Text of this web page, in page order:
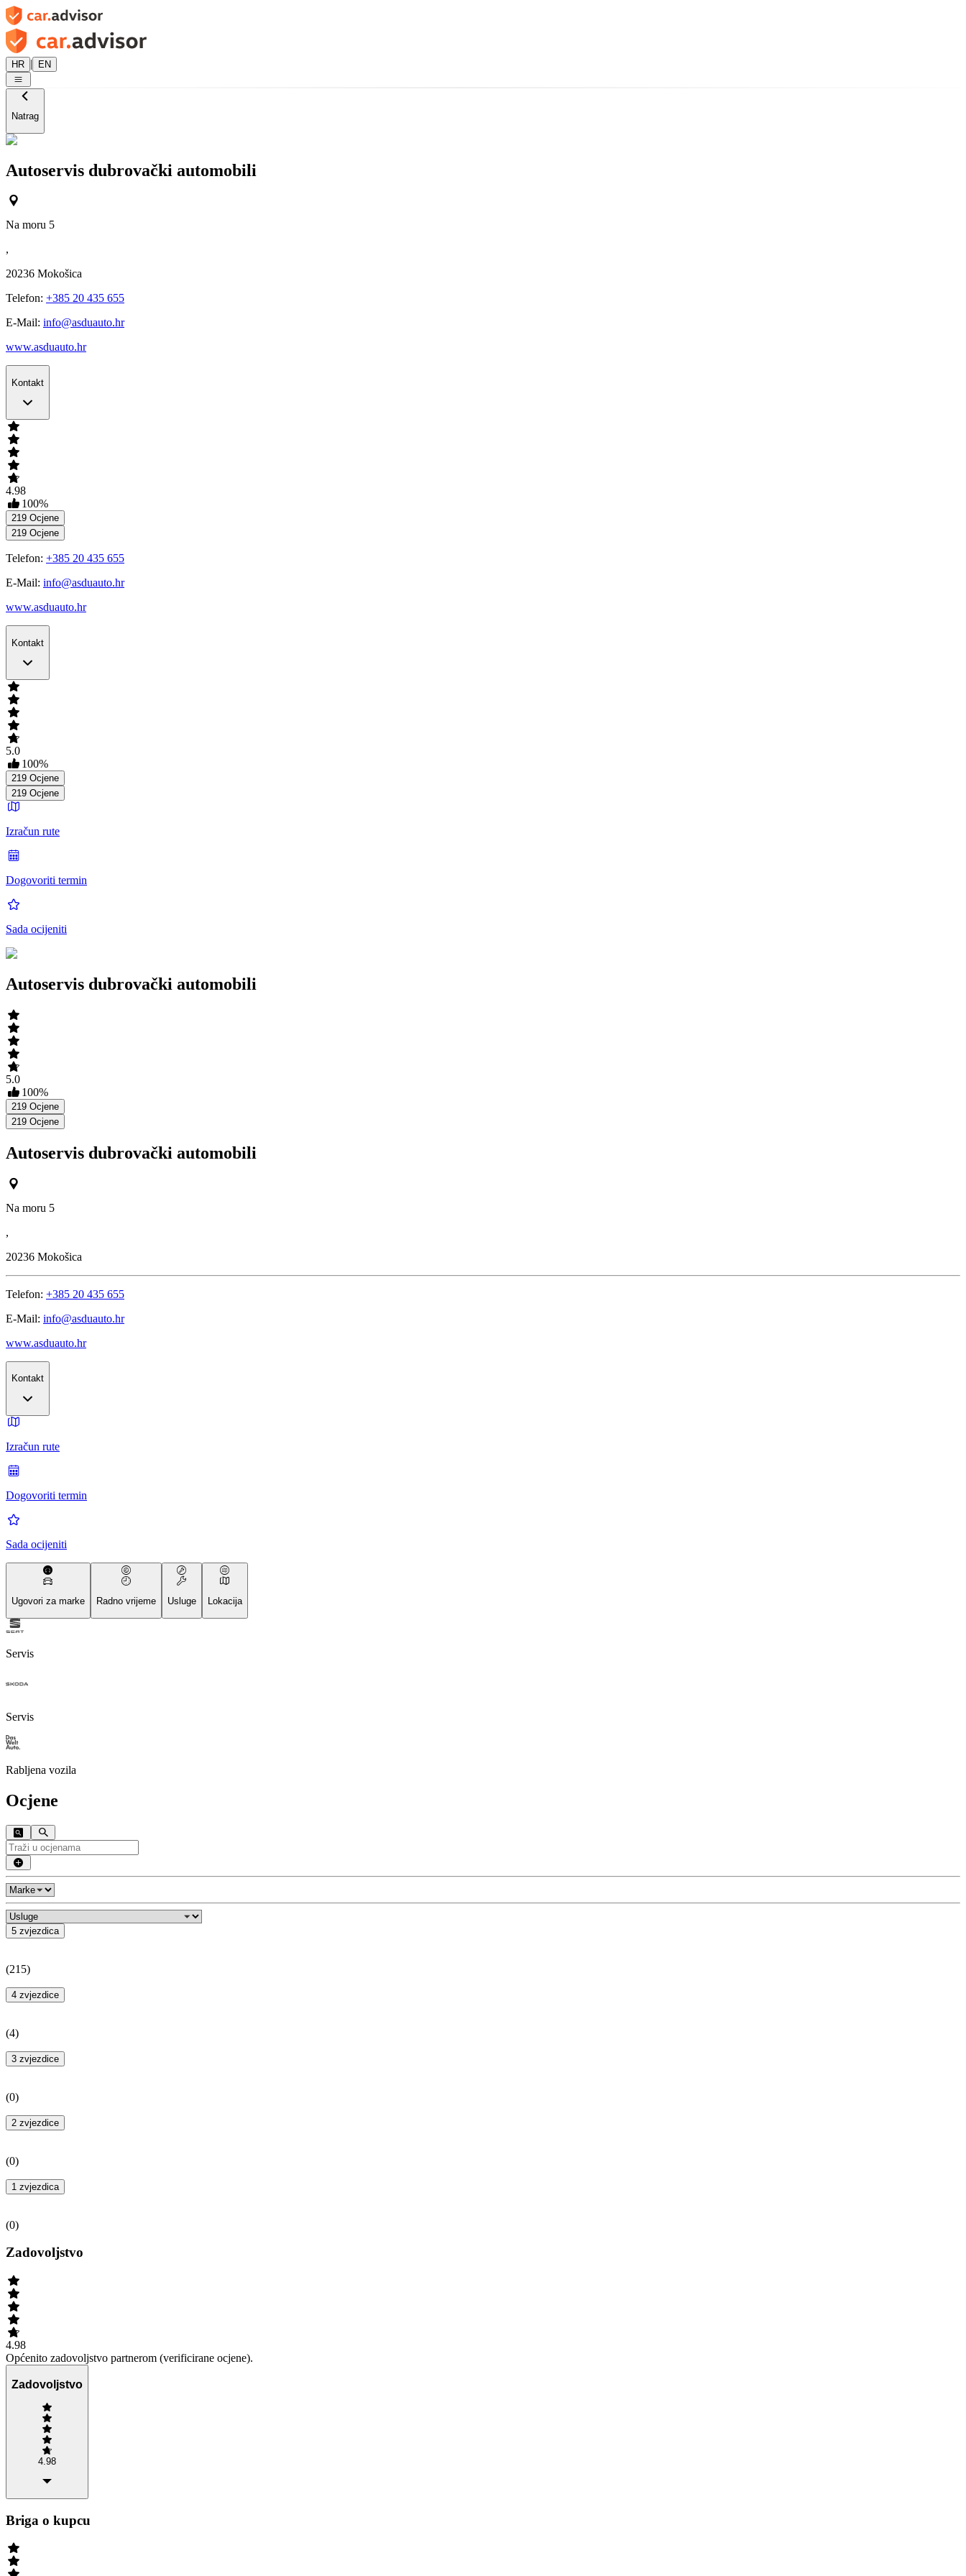
HR | EN
Natrag
Autoservis dubrovački automobili
Na moru 5
,
20236 Mokošica
Telefon: +385 20 435 655
E-Mail: info@asduauto.hr
www.asduauto.hr
Kontakt
4.98
100%
219 Ocjene
219 Ocjene
Telefon: +385 20 435 655
E-Mail: info@asduauto.hr
www.asduauto.hr
Kontakt
5.0
100%
219 Ocjene
219 Ocjene
Izračun rute
Dogovoriti termin
Sada ocijeniti
Autoservis dubrovački automobili
5.0
100%
219 Ocjene
219 Ocjene
Autoservis dubrovački automobili
Na moru 5
,
20236 Mokošica
Telefon: +385 20 435 655
E-Mail: info@asduauto.hr
www.asduauto.hr
Kontakt
Izračun rute
Dogovoriti termin
Sada ocijeniti
Ugovori za marke Radno vrijeme Usluge Lokacija
Servis
Servis
Rabljena vozila
Ocjene
5 zvjezdica
(215)
4 zvjezdice
(4)
3 zvjezdice
(0)
2 zvjezdice
(0)
1 zvjezdica
(0)
Zadovoljstvo
4.98
Općenito zadovoljstvo partnerom (verificirane ocjene).
Zadovoljstvo
4.98
Briga o kupcu